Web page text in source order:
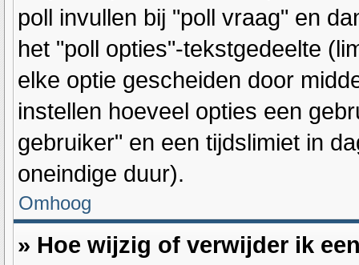
poll invullen bij "poll vraag" en
het "poll opties"-tekstgedeelte
elke optie gescheiden door
instellen hoeveel opties een
gebruiker" en een tijdslimiet in
oneindige duur).
Omhoog
» Hoe wijzig of verwijder ik